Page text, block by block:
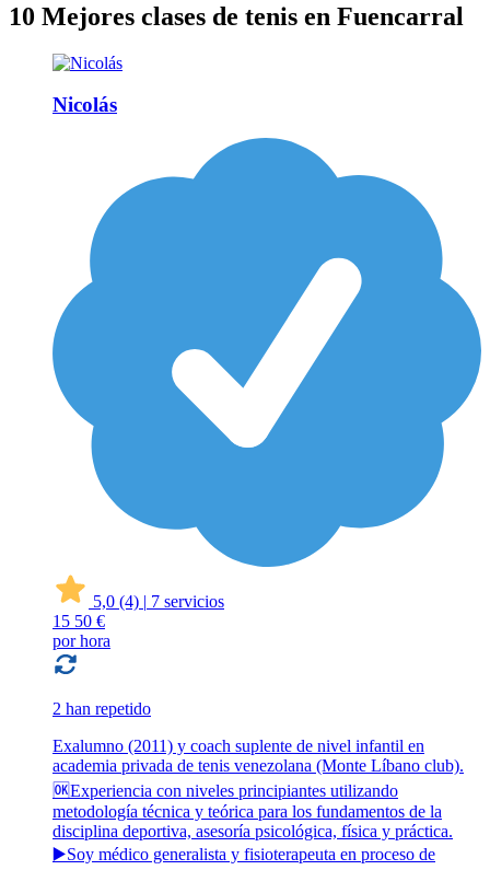
10 Mejores clases de tenis en Fuencarral
Nicolás
5,0 (4) | 7 servicios
15 50 €
por hora
2 han repetido
Exalumno (2011) y coach suplente de nivel infantil en
academia privada de tenis venezolana (Monte Líbano club).
🆗Experiencia con niveles principiantes utilizando
metodología técnica y teórica para los fundamentos de la
disciplina deportiva, asesoría psicológica, física y práctica.
▶️Soy médico generalista y fisioterapeuta en proceso de